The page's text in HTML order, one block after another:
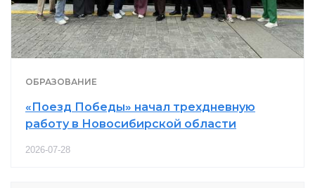
ОБРАЗОВАНИЕ
«Поезд Победы» начал трехдневную
работу в Новосибирской области
2026-07-28